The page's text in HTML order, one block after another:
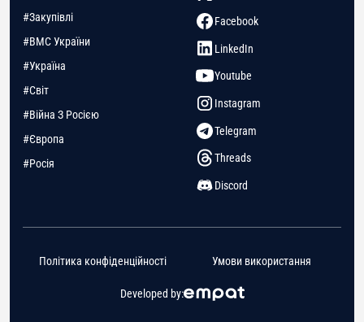
#Закупівлі
#ВМС України
#Україна
#Світ
#Війна З Росією
#Європа
#Росія
Facebook
LinkedIn
Youtube
Instagram
Telegram
Threads
Discord
Developed by:
Політика конфіденційності Умови використання